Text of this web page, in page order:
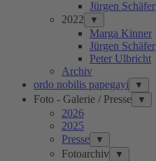
Jürgen Schäfer
2022
▼
Marga Kinner
Jürgen Schäfer
Peter Ulbricht
Archiv
ordo nobilis papegayi
▼
Foto - Galerie / Presse ▼
2026
2025
Presse
▼
Fotoarchiv ▼